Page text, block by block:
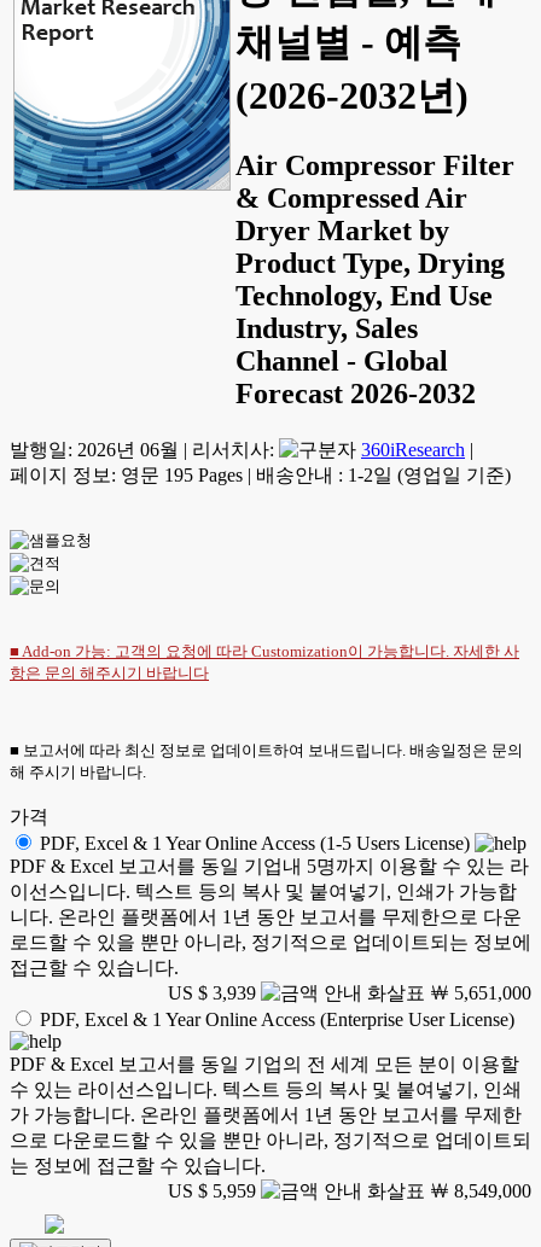
채널별 - 예측
(2026-2032년)
Air Compressor Filter
& Compressed Air
Dryer Market by
Product Type, Drying
Technology, End Use
Industry, Sales
Channel - Global
Forecast 2026-2032
발행일: 2026년 06월 | 리서치사: 360iResearch |
페이지 정보: 영문 195 Pages | 배송안내 : 1-2일 (영업일 기준)
■ Add-on 가능: 고객의 요청에 따라 Customization이 가능합니다. 자세한 사
항은 문의 해주시기 바랍니다
■ 보고서에 따라 최신 정보로 업데이트하여 보내드립니다. 배송일정은 문의
해 주시기 바랍니다.
가격
PDF, Excel & 1 Year Online Access (1-5 Users License)
PDF & Excel 보고서를 동일 기업내 5명까지 이용할 수 있는 라
이선스입니다. 텍스트 등의 복사 및 붙여넣기, 인쇄가 가능합
니다. 온라인 플랫폼에서 1년 동안 보고서를 무제한으로 다운
로드할 수 있을 뿐만 아니라, 정기적으로 업데이트되는 정보에
접근할 수 있습니다.
US $ 3,939
￦ 5,651,000
PDF, Excel & 1 Year Online Access (Enterprise User License)
PDF & Excel 보고서를 동일 기업의 전 세계 모든 분이 이용할
수 있는 라이선스입니다. 텍스트 등의 복사 및 붙여넣기, 인쇄
가 가능합니다. 온라인 플랫폼에서 1년 동안 보고서를 무제한
으로 다운로드할 수 있을 뿐만 아니라, 정기적으로 업데이트되
는 정보에 접근할 수 있습니다.
US $ 5,959
￦ 8,549,000